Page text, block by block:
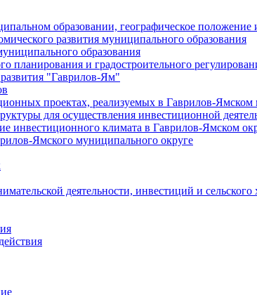
образовании, географическое положение
развития муниципального образования
образования
планирования и градостроительного
"Гаврилов-Ям"
проектах, реализуемых в Гаврилов-Ямском
для осуществления инвестиционной
инвестиционного климата в Гаврилов-Ямском
Ямского муниципального округе
деятельности, инвестиций и сельского